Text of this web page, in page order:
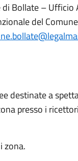
Bollate –
del
destinate a
presso i
zona.